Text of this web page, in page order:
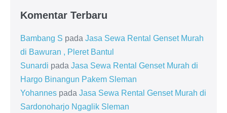
Komentar Terbaru
Bambang S pada Jasa Sewa Rental Genset Murah
di Bawuran , Pleret Bantul
Sunardi pada Jasa Sewa Rental Genset Murah di
Hargo Binangun Pakem Sleman
Yohannes pada Jasa Sewa Rental Genset Murah di
Sardonoharjo Ngaglik Sleman